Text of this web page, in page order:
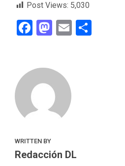
Post Views: 5,030
Facebook
Mastodon
Email
WRITTEN BY
Redacción DL